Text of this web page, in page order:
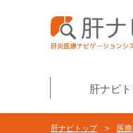
肝ナビ
肝ナビトップ> 医